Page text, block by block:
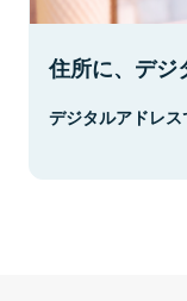
住所に、デジ
デジタルアドレス